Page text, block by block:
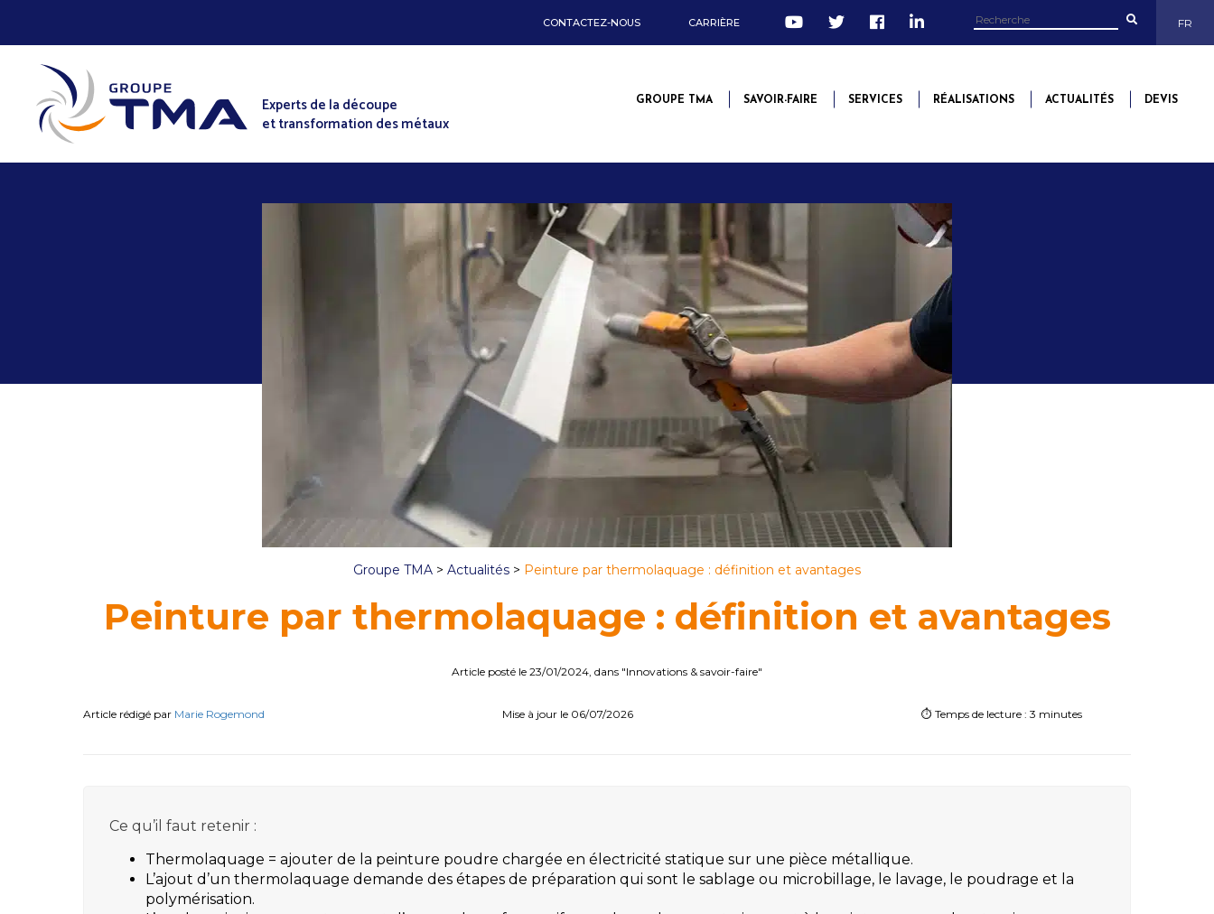
Experts de la découpe
et transformation des métaux
GROUPE TMA SAVOIR-FAIRE SERVICES RÉALISATIONS ACTUALITÉS DEVIS
CONTACTEZ-NOUS CARRIÈRE FR
Groupe TMA > Actualités > Peinture par thermolaquage : définition et avantages
Peinture par thermolaquage : définition et avantages
Article posté le 23/01/2024, dans "Innovations & savoir-faire"
Article rédigé par Marie Rogemond Mise à jour le 06/07/2026 ⏱️ Temps de lecture : 3 minutes
Ce qu’il faut retenir :
Thermolaquage = ajouter de la peinture poudre chargée en électricité statique sur une pièce métallique.
L’ajout d’un thermolaquage demande des étapes de préparation qui sont le sablage ou microbillage, le lavage, le poudrage et la
polymérisation.